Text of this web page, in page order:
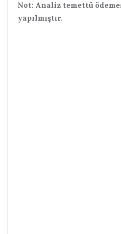
Not: Analiz temettü
yapılmıştır.